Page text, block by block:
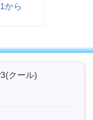
から
クール)